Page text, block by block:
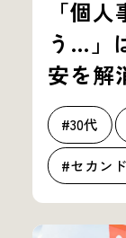
「個
う…」
安を解
#30代
#セカン